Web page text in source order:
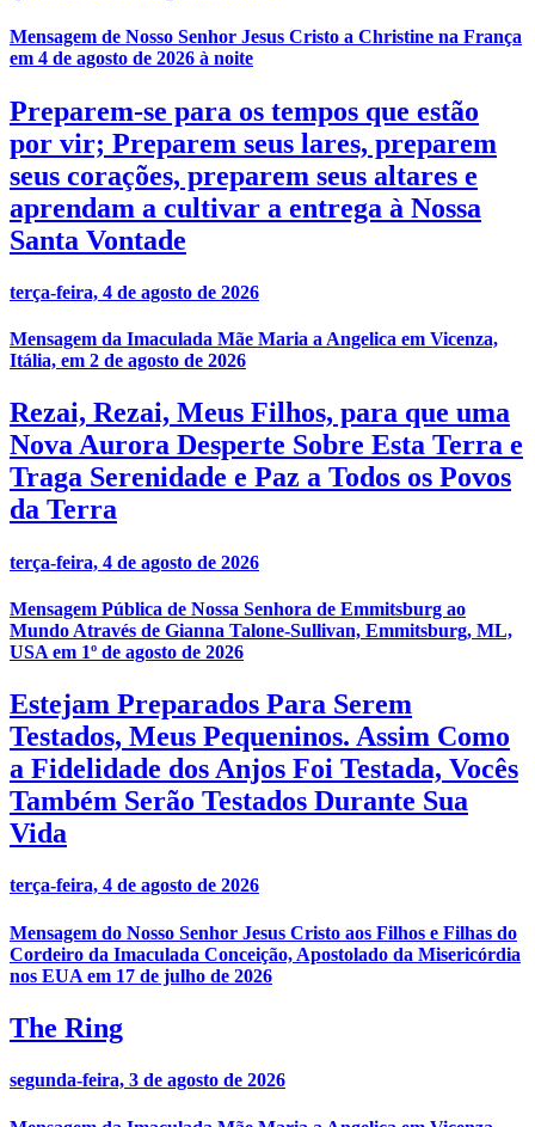
Mensagem de Nosso Senhor Jesus Cristo a Christine na França
em 4 de agosto de 2026 à noite
Preparem-se para os tempos que estão
por vir; Preparem seus lares, preparem
seus corações, preparem seus altares e
aprendam a cultivar a entrega à Nossa
Santa Vontade
terça-feira, 4 de agosto de 2026
Mensagem da Imaculada Mãe Maria a Angelica em Vicenza,
Itália, em 2 de agosto de 2026
Rezai, Rezai, Meus Filhos, para que uma
Nova Aurora Desperte Sobre Esta Terra e
Traga Serenidade e Paz a Todos os Povos
da Terra
terça-feira, 4 de agosto de 2026
Mensagem Pública de Nossa Senhora de Emmitsburg ao
Mundo Através de Gianna Talone-Sullivan, Emmitsburg, ML,
USA em 1º de agosto de 2026
Estejam Preparados Para Serem
Testados, Meus Pequeninos. Assim Como
a Fidelidade dos Anjos Foi Testada, Vocês
Também Serão Testados Durante Sua
Vida
terça-feira, 4 de agosto de 2026
Mensagem do Nosso Senhor Jesus Cristo aos Filhos e Filhas do
Cordeiro da Imaculada Conceição, Apostolado da Misericórdia
nos EUA em 17 de julho de 2026
The Ring
segunda-feira, 3 de agosto de 2026